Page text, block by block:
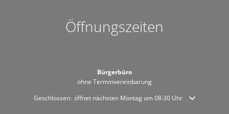
Öffnungszeiten
Bürgerbüro
ohne Terminvereinbarung
Klicken, um weitere Öffnungs- oder Schließzeiten auszublenden
Geschlossen: öffnet nächsten Montag um 08:30 Uhr